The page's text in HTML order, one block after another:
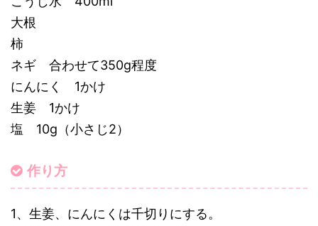
大根
柿
ネギ 合わせて350g程度
にんにく 1かけ
生姜 1かけ
塩 10g（小さじ2）
作り方
1、生姜、にんにくは千切りにする。